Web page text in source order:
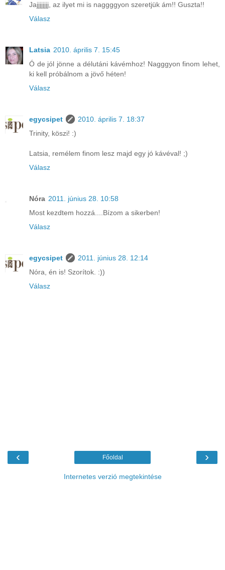
Jajjjjjjjj, az ilyet mi is naggggyon szeretjük ám!! Guszta!!
Válasz
Latsia 2010. április 7. 15:45
Ó de jól jönne a délutáni kávémhoz! Nagggyon finom lehet,
ki kell próbálnom a jövő héten!
Válasz
egycsipet
2010. április 7. 18:37
Trinity, köszi! :)
Latsia, remélem finom lesz majd egy jó kávéval! ;)
Válasz
Nóra 2011. június 28. 10:58
Most kezdtem hozzá....Bízom a sikerben!
Válasz
egycsipet
2011. június 28. 12:14
Nóra, én is! Szorítok. :))
Válasz
‹ ›
Főoldal
Internetes verzió megtekintése